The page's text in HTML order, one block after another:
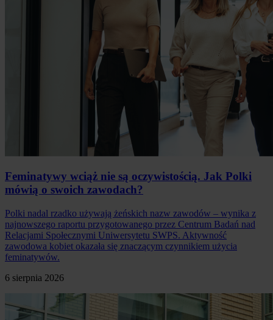
Feminatywy wciąż nie są oczywistością. Jak Polki
mówią o swoich zawodach?
Polki nadal rzadko używają żeńskich nazw zawodów – wynika z
najnowszego raportu przygotowanego przez Centrum Badań nad
Relacjami Społecznymi Uniwersytetu SWPS. Aktywność
zawodowa kobiet okazała się znaczącym czynnikiem użycia
feminatywów.
6 sierpnia 2026